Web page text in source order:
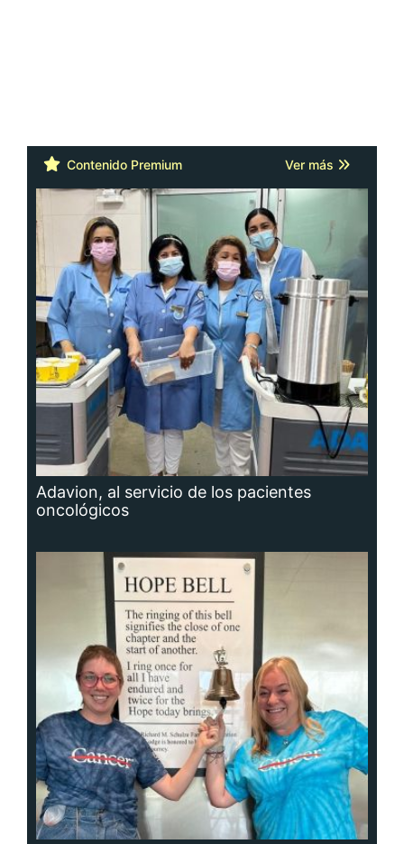
Contenido Premium Ver más
Adavion, al servicio de los pacientes
oncológicos